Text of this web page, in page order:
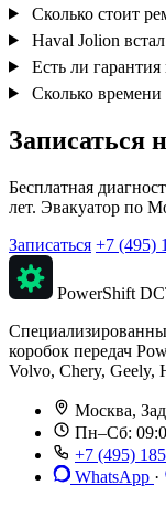
Сколько стоит
Haval Jolion
Есть ли
Сколько времени
Записаться
Бесплатная
лет. Эвакуатор по
Записаться +7 (495)
PowerShift
коробок передач
Volvo, Chery, Geely,
Москва,
Пн–Сб:
+7 (495)
WhatsApp ·